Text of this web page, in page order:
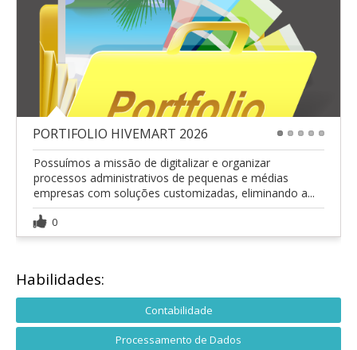
PORTIFOLIO HIVEMART 2026
Possuímos a missão de digitalizar e organizar
processos administrativos de pequenas e médias
empresas com soluções customizadas, eliminando a...
0
Habilidades:
Contabilidade
Processamento de Dados